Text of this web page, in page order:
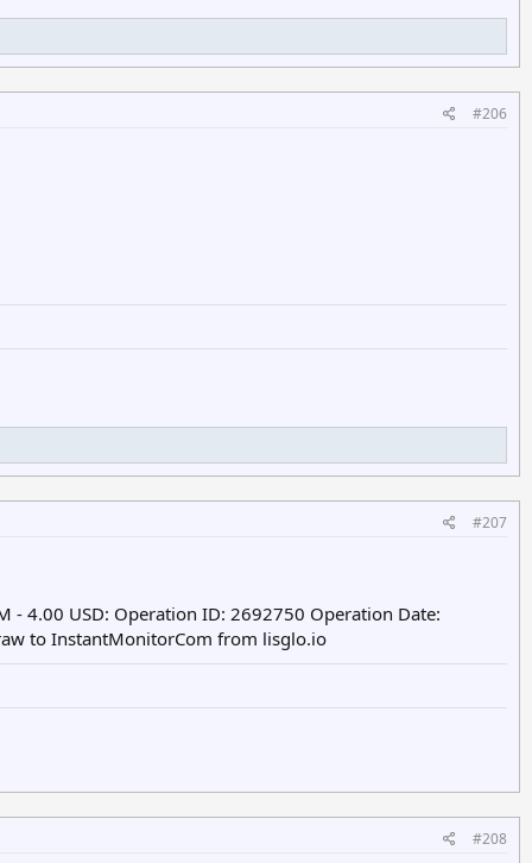
#206
#207
- 4.00 USD: Operation ID: 2692750 Operation Date:
to InstantMonitorCom from lisglo.io
#208